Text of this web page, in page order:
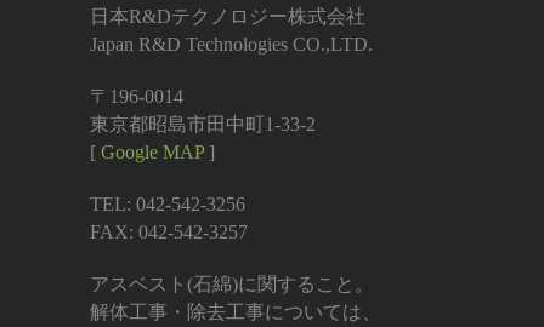
日本R&Dテクノロジー株式会社
Japan R&D Technologies CO.,LTD.
〒196-0014
東京都昭島市田中町1-33-2
[ Google MAP]
TEL: 042-542-3256
FAX: 042-542-3257
アスベスト(石綿)に関すること。
解体工事・除去工事については、